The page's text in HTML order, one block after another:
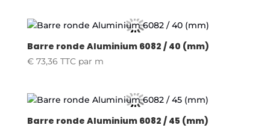
Barre ronde Aluminium 6082 / 40 (mm)
€73,36 TTCpar m
Barre ronde Aluminium 6082 / 45 (mm)